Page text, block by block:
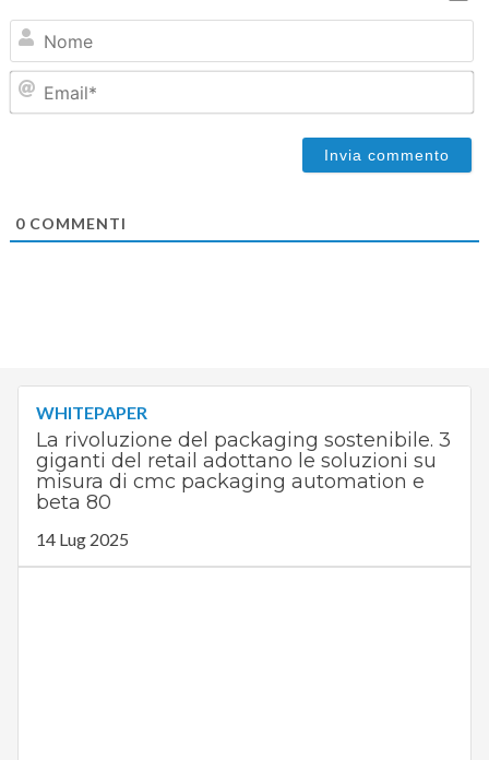
0COMMENTI
WHITEPAPER
La rivoluzione del packaging sostenibile. 3
giganti del retail adottano le soluzioni su
misura di cmc packaging automation e
beta 80
14 Lug 2025